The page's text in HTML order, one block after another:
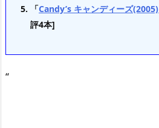
「Candy’s キャンディーズ(2005)
評4本]
“